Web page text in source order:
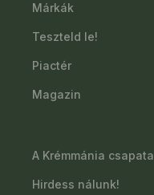
Márkák
Teszteld le!
Piactér
Magazin
A Krémmánia csapata
Hirdess nálunk!